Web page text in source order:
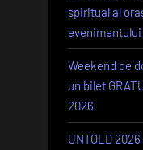
spiritual al
evenimentului
Weekend de
un bilet
2026
UNTOLD